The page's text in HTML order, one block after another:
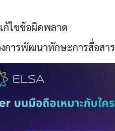
ก้ไขข้อผิดพลาด
การพัฒนาทักษะการสื่อสาร